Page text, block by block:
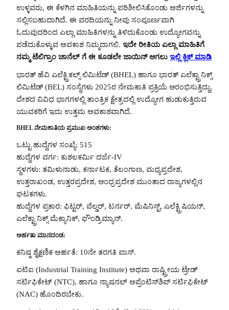
ಉಳ್ಳವರು, ಈ ಕೆಳಗಿನ ಮಾಹಿತಿಯನ್ನು ಪರಿಶೀಲಿಸಿಕೊಂಡು ಅರ್ಜಿಗಳನ್ನು
ಸಲ್ಲಿಸಬಹುದಾಗಿದೆ. ಈ ವರದಿಯನ್ನು ನೀವು ಸಂಪೂರ್ಣವಾಗಿ
ಓದುವುದರಿಂದ ಎಲ್ಲಾ ಮಾಹಿತಿಗಳನ್ನು ತಿಳಿದುಕೊಂಡು ಉದ್ಯೋಗವನ್ನು
ಪಡೆದುಕೊಳ್ಳುವ ಅವಕಾಶ ನಿಮ್ಮದಾಗಲಿ. ಇದೇ ರೀತಿಯ ಎಲ್ಲಾ ಮಾಹಿತಿಗೆ
ನಮ್ಮ ಟೆಲಿಗ್ರಾಂ ಚಾನೆಲ್ ಗೆ ಈ ಕೂಡಲೇ ಜಾಯಿನ್ ಆಗಲು ಇಲ್ಲಿ ಕ್ಲಿಕ್ ಮಾಡಿ
ಭಾರತ್ ಹೆವಿ ಎಲೆಕ್ಟ್ರಿಕಲ್ಸ್ ಲಿಮಿಟೆಡ್ (BHEL) ಹಾಗೂ ಭಾರತ್ ಎಲೆಕ್ಟ್ರಾನಿಕ್ಸ್
ಲಿಮಿಟೆಡ್ (BEL) ಸಂಸ್ಥೆಗಳು 2025ರ ನೇಮಕಾತಿ ಪ್ರಕ್ರಿಯೆ ಆರಂಭಿಸುತ್ತಿದ್ದು,
ದೇಶದ ವಿವಿಧ ಭಾಗಗಳಲ್ಲಿ ತಾಂತ್ರಿಕ ಕ್ಷೇತ್ರದಲ್ಲಿ ಉದ್ಯೋಗ ಹುಡುಕುತ್ತಿರುವ
ಯುವಕರಿಗೆ ಇದು ಉತ್ತಮ ಅವಕಾಶವಾಗಿದೆ.
BHEL ನೇಮಕಾತಿಯ ಪ್ರಮುಖ ಅಂಶಗಳು:
ಒಟ್ಟು ಹುದ್ದೆಗಳ ಸಂಖ್ಯೆ: 515
ಹುದ್ದೆಗಳ ವರ್ಗ: ಕುಶಲಕರ್ಮಿ ದರ್ಜೆ-IV
ಸ್ಥಳಗಳು: ತಮಿಳುನಾಡು, ಕರ್ನಾಟಕ, ತೆಲಂಗಾಣ, ಮಧ್ಯಪ್ರದೇಶ,
ಉತ್ತರಾಖಂಡ, ಉತ್ತರಪ್ರದೇಶ, ಆಂಧ್ರಪ್ರದೇಶ ಮುಂತಾದ ರಾಜ್ಯಗಳಲ್ಲಿನ
ಘಟಕಗಳು.
ಹುದ್ದೆಗಳ ಪ್ರಕಾರ: ಫಿಟ್ಟರ್, ವೆಲ್ಡರ್, ಟರ್ನರ್, ಮೆಷಿನಿಸ್ಟ್, ಎಲೆಕ್ಟ್ರಿಷಿಯನ್,
ಎಲೆಕ್ಟ್ರಾನಿಕ್ಸ್ ಮೆಕ್ಯಾನಿಕ್, ಫೌಂಡ್ರಿಮ್ಯಾನ್.
ಅರ್ಹತಾ ಮಾನದಂಡ:
ಕನಿಷ್ಠ ಶೈಕ್ಷಣಿಕ ಅರ್ಹತೆ: 10ನೇ ತರಗತಿ ಪಾಸ್.
ಐಟಿಐ (Industrial Training Institute) ಅಥವಾ ರಾಷ್ಟ್ರೀಯ ಟ್ರೇಡ್
ಸರ್ಟಿಫಿಕೇಟ್ (NTC), ಹಾಗೂ ನ್ಯಾಷನಲ್ ಅಪ್ರೆಂಟಿಸ್‌ಶಿಪ್ ಸರ್ಟಿಫಿಕೇಟ್
(NAC) ಹೊಂದಿರಬೇಕು.